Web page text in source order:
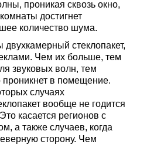
проникая сквозь окно,
достигнет
количество шума.
двухкамерный стеклопакет,
Чем их больше, тем
звуковых волн, тем
в помещение.
случаях
вообще не годится
касается регионов с
а также случаев, когда
сторону. Чем